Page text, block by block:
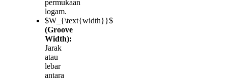
permukaan
logam.
$W_{\text{width}}$
(Groove
Width):
Jarak
atau
lebar
antara